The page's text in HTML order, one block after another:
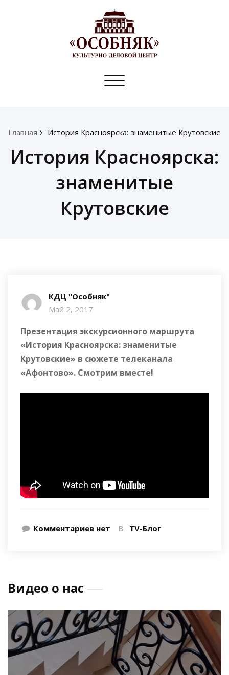
Toggle
Главная История Красноярска: знаменитые Крутовские
История Красноярска:
знаменитые
Крутовские
КДЦ "Особняк"
Май 2, 2017
Презентация экскурсионного маршрута
«История Красноярска: знаменитые
Крутовские» в сюжете телеканала
«Афонтово». Смотрим вместе!
Комментариев нет В TV-Блог
Видео о нас
Видеоплеер